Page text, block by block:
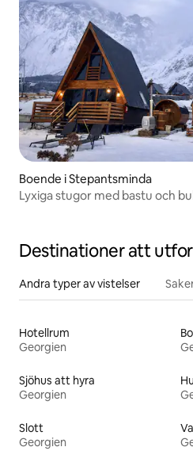
Boende i Stepantsminda
Lyxiga stugor med bastu och
Destinationer att
Andra typer av vistelser
Hotellrum
Georgien
Sjöhus att hyra
Georgien
Slott
Georgien